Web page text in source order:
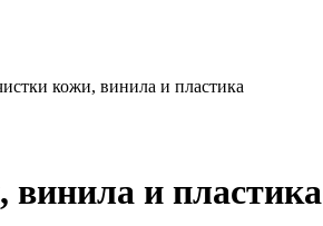
кожи, винила и пластика
и пластика